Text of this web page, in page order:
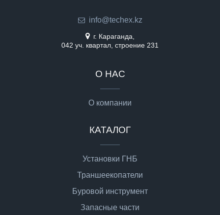
info@techex.kz
г. Караганда,
042 уч. квартал, строение 231
О НАС
О компании
КАТАЛОГ
Установки ГНБ
Траншеекопатели
Буровой инструмент
Запасные части